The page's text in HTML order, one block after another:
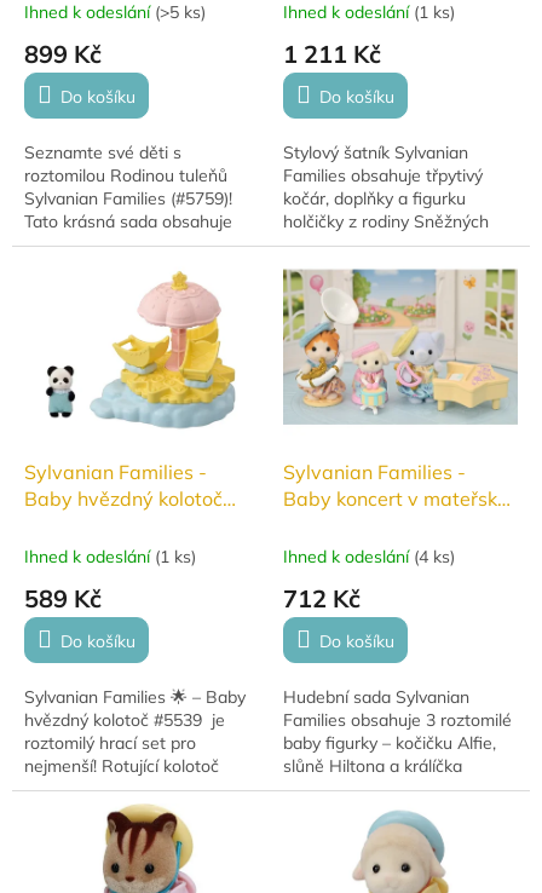
Ihned k odeslání (>5 ks)
899 Kč
Do košíku
Seznamte své děti s
roztomilou Rodinou tuleňů
Sylvanian Families (#5759)!
Tato krásná sada obsahuje
čtyři členy tulení rodiny –
tatínka, maminku a dvě
roztomilá mláďátka....
Ihned k odeslání (1 ks)
1 211 Kč
Do košíku
Stylový šatník Sylvanian
Families obsahuje třpytivý
kočár, doplňky a figurku
holčičky z rodiny Sněžných
králíků. Po otevření dveří se
kočár promění v komnatu s
policemi pro...
Sylvanian Families -
Baby hvězdný kolotoč
Ihned k odeslání (1 ks)
589 Kč
Do košíku
Sylvanian Families 🌟 – Baby
hvězdný kolotoč #5539 je
roztomilý hrací set pro
nejmenší! Rotující kolotoč
zabaví figurky a děti při
imaginativní hře.
Sylvanian Families -
Baby koncert v mateřské
Ihned k odeslání (4 ks)
712 Kč
Do košíku
Hudební sada Sylvanian
Families obsahuje 3 roztomilé
baby figurky – kočičku Alfie,
slůně Hiltona a králíčka
Rosemary – doplněné o
hudební nástroje a podstavce.
Ideální pro malé...